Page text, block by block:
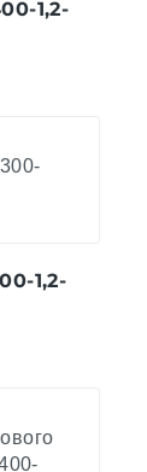
1,2-
1,2-